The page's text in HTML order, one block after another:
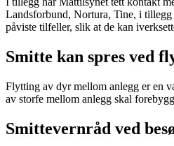
Landsforbund, Nortura, Tine, i
påviste tilfeller, slik at de kan
Smitte kan spres ved
Flytting av dyr mellom anlegg er en
av storfe mellom anlegg skal
Smittevernråd ved